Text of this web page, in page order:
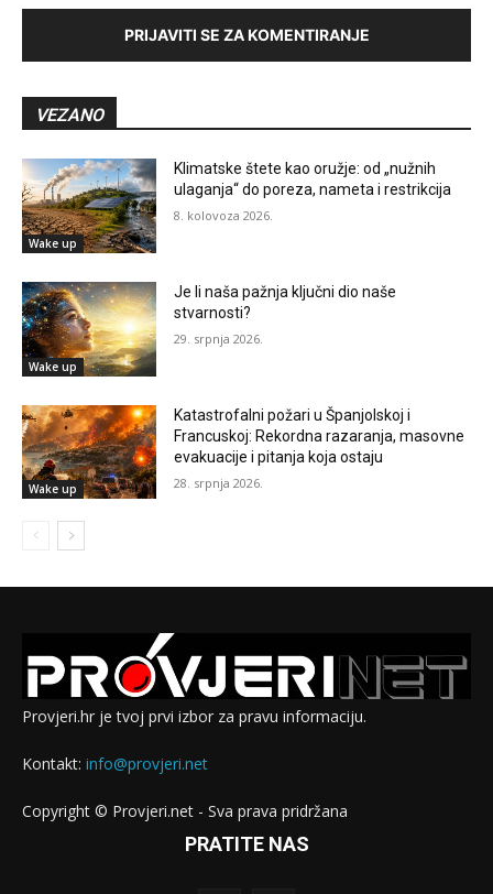
PRIJAVITI SE ZA KOMENTIRANJE
VEZANO
Wake up
Klimatske štete kao oružje: od „nužnih
ulaganja“ do poreza, nameta i restrikcija
8. kolovoza 2026.
Wake up
Je li naša pažnja ključni dio naše
stvarnosti?
29. srpnja 2026.
Wake up
Katastrofalni požari u Španjolskoj i
Francuskoj: Rekordna razaranja, masovne
evakuacije i pitanja koja ostaju
28. srpnja 2026.
Provjeri.hr je tvoj prvi izbor za pravu informaciju.
Kontakt: info@provjeri.net
Copyright © Provjeri.net - Sva prava pridržana
PRATITE NAS